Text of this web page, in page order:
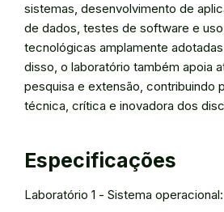
sistemas, desenvolvimento de
de dados, testes de software e
tecnológicas amplamente
disso, o laboratório também apoia
pesquisa e extensão, contribuindo
técnica, crítica e inovadora dos
Especificações
Laboratório 1 - Sistema